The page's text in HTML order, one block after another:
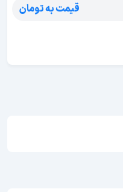
قیمت به تومان